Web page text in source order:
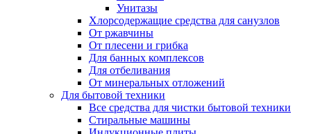
Унитазы
Хлорсодержащие средства для санузлов
От ржавчины
От плесени и грибка
Для банных комплексов
Для отбеливания
От минеральных отложений
Для бытовой техники
Все средства для чистки бытовой техники
Стиральные машины